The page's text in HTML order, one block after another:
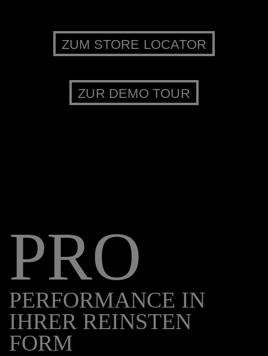
ZUM STORE LOCATOR
ZUR DEMO TOUR
PRO
PERFORMANCE IN
IHRER REINSTEN
FORM